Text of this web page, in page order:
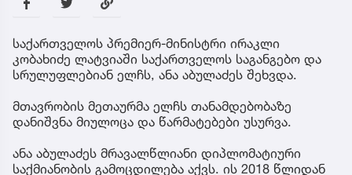
საქართველოს პრემიერ-მინისტრი ირაკლი
კობახიძე ლატვიაში საქართველოს საგანგებო და
სრულუფლებიან ელჩს, ანა აბულაძეს შეხვდა.
მთავრობის მეთაურმა ელჩს თანამდებობაზე
დანიშვნა მიულოცა და წარმატებები უსურვა.
ანა აბულაძეს მრავალწლიანი დიპლომატიური
საქმიანობის გამოცდილება აქვს. ის 2018 წლიდან